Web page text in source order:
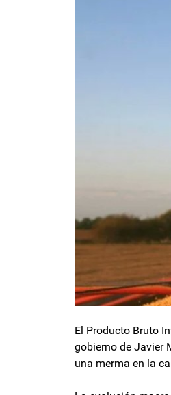
El Producto Bruto
gobierno de Javier
una merma en la